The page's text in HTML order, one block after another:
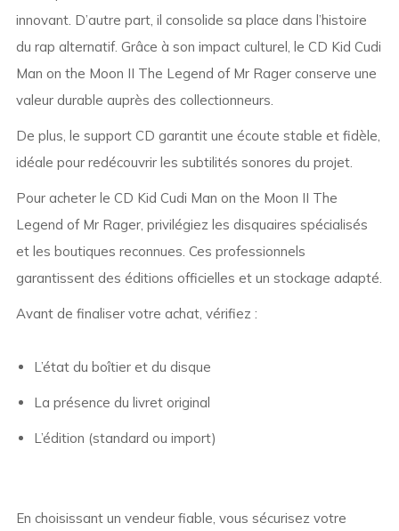
innovant. D’autre part, il consolide sa place dans l’histoire
du rap alternatif. Grâce à son impact culturel, le CD Kid Cudi
Man on the Moon II The Legend of Mr Rager conserve une
valeur durable auprès des collectionneurs.
De plus, le support CD garantit une écoute stable et fidèle,
idéale pour redécouvrir les subtilités sonores du projet.
Pour acheter le CD Kid Cudi Man on the Moon II The
Legend of Mr Rager, privilégiez les disquaires spécialisés
et les boutiques reconnues. Ces professionnels
garantissent des éditions officielles et un stockage adapté.
Avant de finaliser votre achat, vérifiez :
L’état du boîtier et du disque
La présence du livret original
L’édition (standard ou import)
En choisissant un vendeur fiable, vous sécurisez votre